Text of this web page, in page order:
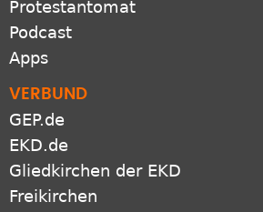
Podcast
Apps
GEP.de
EKD.de
Gliedkirchen der EKD
Freikirchen